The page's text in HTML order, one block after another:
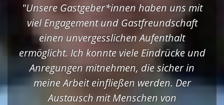
"Unsere Gastgeber*innen haben uns mit
viel Engagement und Gastfreundschaft
einen unvergesslichen Aufenthalt
ermöglicht. Ich konnte viele Eindrücke und
Anregungen mitnehmen, die sicher in
meine Arbeit einfließen werden. Der
Austausch mit Menschen von